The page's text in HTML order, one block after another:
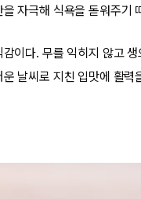
자극해 식욕을 돋워주기
이다. 무를 익히지 않고
날씨로 지친 입맛에 활